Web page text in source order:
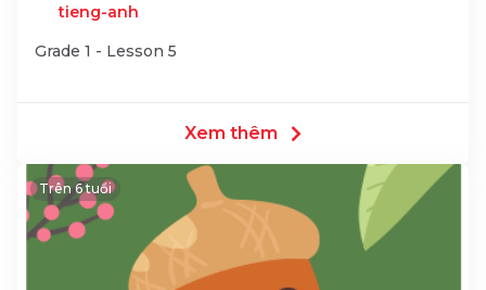
tieng-anh
Grade 1 - Lesson 5
Xem thêm
Trên 6 tuổi